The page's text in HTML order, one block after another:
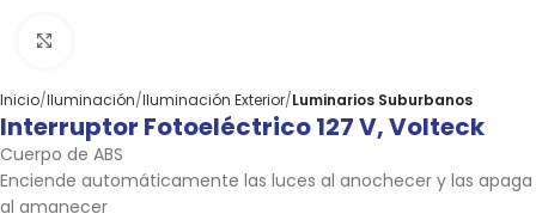
Inicio Iluminación Iluminación Exterior Luminarios Suburbanos
Interruptor Fotoeléctrico 127 V, Volteck
Cuerpo de ABS
Enciende automáticamente las luces al anochecer y las apaga
al amanecer